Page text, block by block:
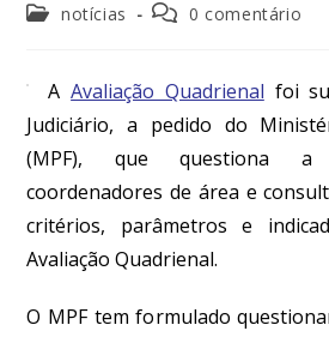
notícias
0 comentário
AAvaliação Quadrienal foi
Judiciário, a pedido do
(MPF), que questiona a
coordenadores de área e
critérios, parâmetros e
Avaliação Quadrienal.
O MPF tem formulado